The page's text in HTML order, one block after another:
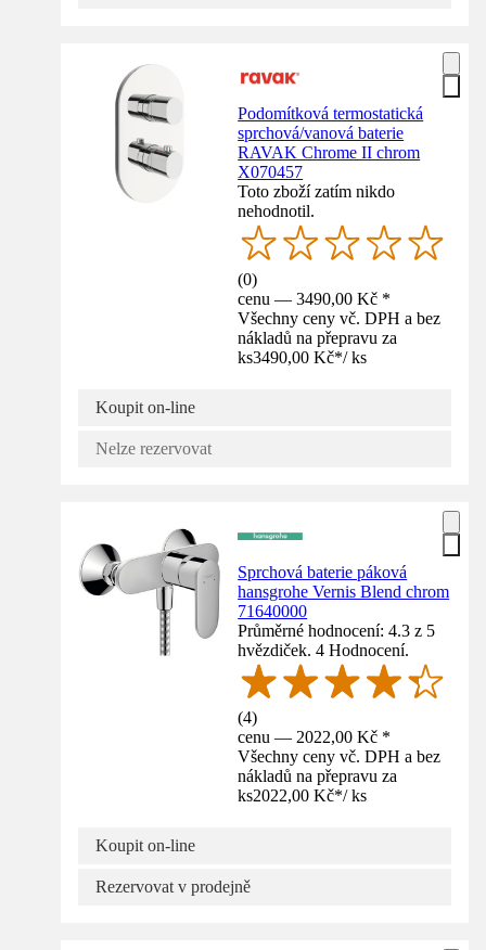
Podomítková termostatická
sprchová/vanová baterie
RAVAK Chrome II chrom
X070457
Toto zboží zatím nikdo
nehodnotil.
(0)
cenu — 3490,00 Kč *
Všechny ceny vč. DPH a bez
nákladů na přepravu za
ks3490,00 Kč*/ ks
Koupit on-line
Nelze rezervovat
Sprchová baterie páková
hansgrohe Vernis Blend chrom
71640000
Průměrné hodnocení: 4.3 z 5
hvězdiček. 4 Hodnocení.
(4)
cenu — 2022,00 Kč *
Všechny ceny vč. DPH a bez
nákladů na přepravu za
ks2022,00 Kč*/ ks
Koupit on-line
Rezervovat v prodejně